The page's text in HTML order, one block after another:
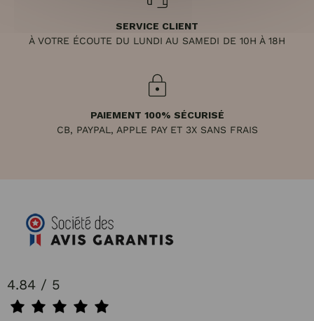
SERVICE CLIENT
À VOTRE ÉCOUTE DU LUNDI AU SAMEDI DE 10H À 18H
PAIEMENT 100% SÉCURISÉ
CB, PAYPAL, APPLE PAY ET 3X SANS FRAIS
4.84 / 5